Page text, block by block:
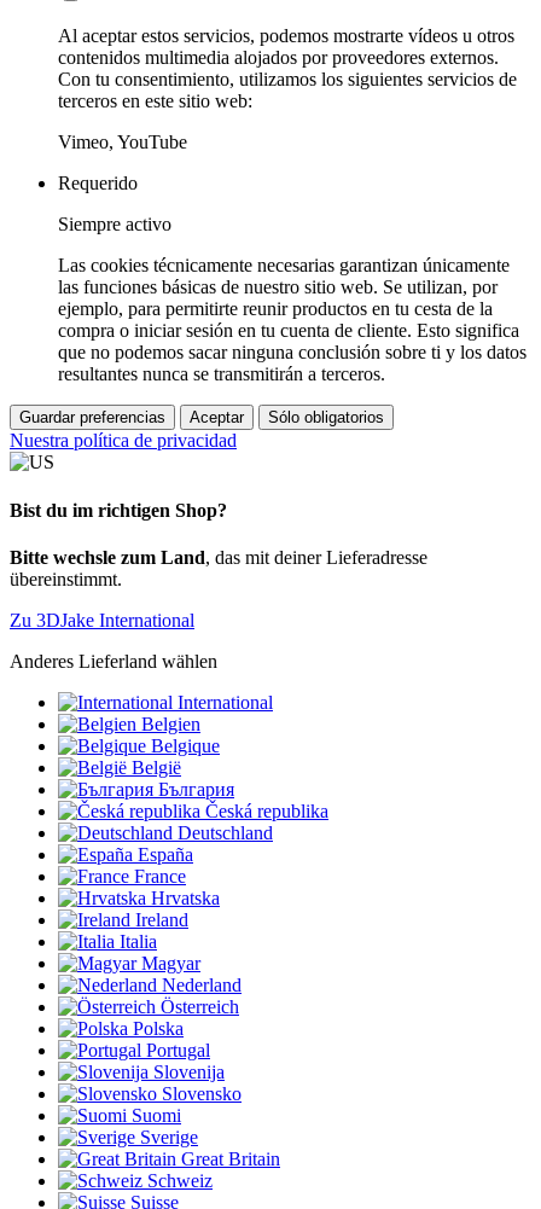
Al aceptar estos servicios, podemos mostrarte vídeos u otros
contenidos multimedia alojados por proveedores externos.
Con tu consentimiento, utilizamos los siguientes servicios de
terceros en este sitio web:
Vimeo, YouTube
Requerido
Siempre activo
Las cookies técnicamente necesarias garantizan únicamente
las funciones básicas de nuestro sitio web. Se utilizan, por
ejemplo, para permitirte reunir productos en tu cesta de la
compra o iniciar sesión en tu cuenta de cliente. Esto significa
que no podemos sacar ninguna conclusión sobre ti y los datos
resultantes nunca se transmitirán a terceros.
Guardar preferencias Aceptar Sólo obligatorios
Nuestra política de privacidad
Bist du im richtigen Shop?
Bitte wechsle zum Land, das mit deiner Lieferadresse
übereinstimmt.
Zu 3DJake International
Anderes Lieferland wählen
International
Belgien
Belgique
België
България
Česká republika
Deutschland
España
France
Hrvatska
Ireland
Italia
Magyar
Nederland
Österreich
Polska
Portugal
Slovenija
Slovensko
Suomi
Sverige
Great Britain
Schweiz
Suisse